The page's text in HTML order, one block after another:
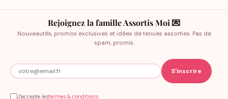
Rejoignez la famille Assortis Moi 💌
Nouveautés, promos exclusives et idées de tenues assorties. Pas de
spam, promis.
J'accepte lestermes & conditions